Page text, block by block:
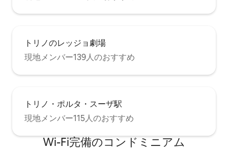
トリノのレッジョ劇場
現地メンバー139人のおすすめ
トリノ・ポルタ・スーザ駅
現地メンバー115人のおすすめ
Wi-Fi完備のコンドミニアム